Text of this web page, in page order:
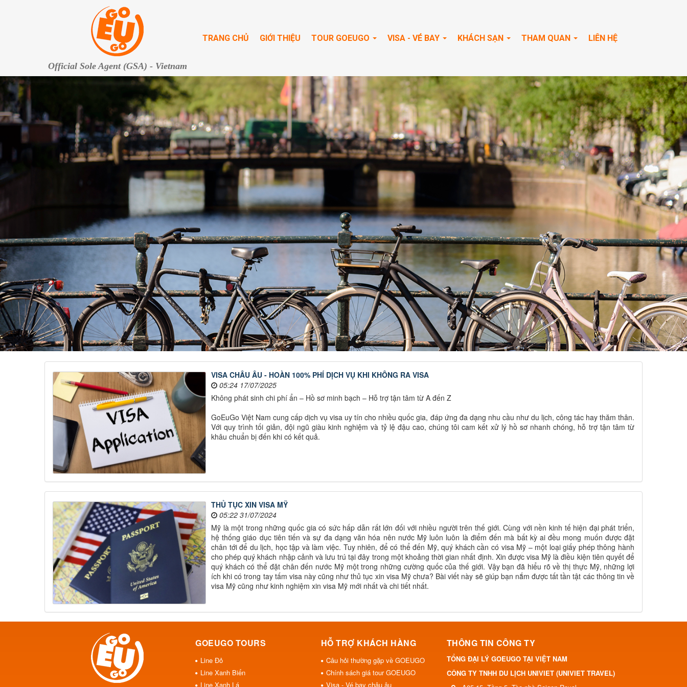
Official Sole Agent (GSA) - Vietnam
TRANG CHỦ GIỚI THIỆU TOUR GOEUGO VISA - VÉ BAY KHÁCH SẠN THAM QUAN LIÊN HỆ
VISA CHÂU ÂU - HOÀN 100% PHÍ DỊCH VỤ KHI KHÔNG RA VISA
05:24 17/07/2025
Không phát sinh chi phí ẩn – Hồ sơ minh bạch – Hỗ trợ tận tâm từ A đến Z
GoEuGo Việt Nam cung cấp dịch vụ visa uy tín cho nhiều quốc gia, đáp ứng đa dạng nhu cầu như du lịch, công tác hay thăm thân.
Với quy trình tối giản, đội ngũ giàu kinh nghiệm và tỷ lệ đậu cao, chúng tôi cam kết xử lý hồ sơ nhanh chóng, hỗ trợ tận tâm từ
khâu chuẩn bị đến khi có kết quả.
THỦ TỤC XIN VISA MỸ
05:22 31/07/2024
Mỹ là một trong những quốc gia có sức hấp dẫn rất lớn đối với nhiều người trên thế giới. Cùng với nền kinh tế hiện đại phát triển,
hệ thống giáo dục tiên tiến và sự đa dạng văn hóa nên nước Mỹ luôn luôn là điểm đến mà bất kỳ ai đều mong muốn được đặt
chân tới để du lịch, học tập và làm việc. Tuy nhiên, để có thể đến Mỹ, quý khách cần có visa Mỹ – một loại giấy phép thông hành
cho phép quý khách nhập cảnh và lưu trú tại đây trong một khoảng thời gian nhất định. Xin được visa Mỹ là điều kiện tiên quyết để
quý khách có thể đặt chân đến nước Mỹ một trong những cường quốc của thế giới. Vậy bạn đã hiểu rõ về thị thực Mỹ, những lợi
ích khi có trong tay tấm visa này cũng như thủ tục xin visa Mỹ chưa? Bài viết này sẽ giúp bạn nắm được tất tần tật các thông tin về
visa Mỹ cũng như kinh nghiệm xin visa Mỹ mới nhất và chi tiết nhất.
GOEUGO TOURS
Line Đỏ
Line Xanh Biển
Line Xanh Lá
HỖ TRỢ KHÁCH HÀNG
Câu hỏi thường gặp về GOEUGO
Chính sách giá tour GOEUGO
Visa - Vé bay châu âu
THÔNG TIN CÔNG TY
TỔNG ĐẠI LÝ GOEUGO TẠI VIỆT NAM
CÔNG TY TNHH DU LỊCH UNIVIET (UNIVIET TRAVEL)